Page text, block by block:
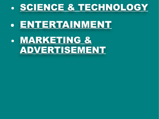
SCIENCE & TECHNOLOGY
ENTERTAINMENT
MARKETING &
ADVERTISEMENT